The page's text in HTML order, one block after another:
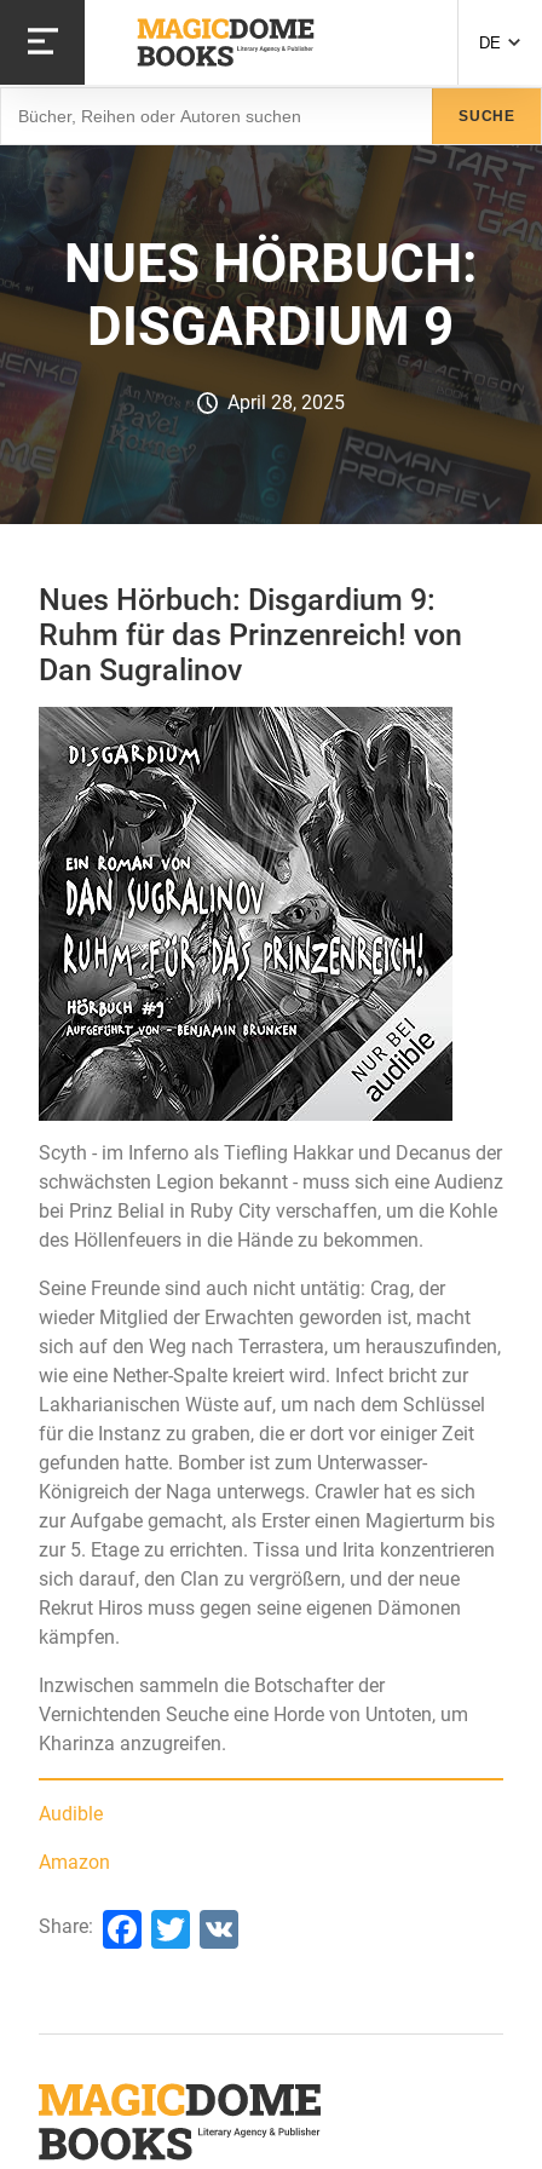
zum
Inhalt
DE
SUCHE
NUES HÖRBUCH:
DISGARDIUM 9
April 28, 2025
Nues Hörbuch: Disgardium 9:
Ruhm für das Prinzenreich! von
Dan Sugralinov
Scyth - im Inferno als Tiefling Hakkar und Decanus der
schwächsten Legion bekannt - muss sich eine Audienz
bei Prinz Belial in Ruby City verschaffen, um die Kohle
des Höllenfeuers in die Hände zu bekommen.
Seine Freunde sind auch nicht untätig: Crag, der
wieder Mitglied der Erwachten geworden ist, macht
sich auf den Weg nach Terrastera, um herauszufinden,
wie eine Nether-Spalte kreiert wird. Infect bricht zur
Lakharianischen Wüste auf, um nach dem Schlüssel
für die Instanz zu graben, die er dort vor einiger Zeit
gefunden hatte. Bomber ist zum Unterwasser-
Königreich der Naga unterwegs. Crawler hat es sich
zur Aufgabe gemacht, als Erster einen Magierturm bis
zur 5. Etage zu errichten. Tissa und Irita konzentrieren
sich darauf, den Clan zu vergrößern, und der neue
Rekrut Hiros muss gegen seine eigenen Dämonen
kämpfen.
Inzwischen sammeln die Botschafter der
Vernichtenden Seuche eine Horde von Untoten, um
Kharinza anzugreifen.
Audible
Amazon
Share: Facebook
Twitter